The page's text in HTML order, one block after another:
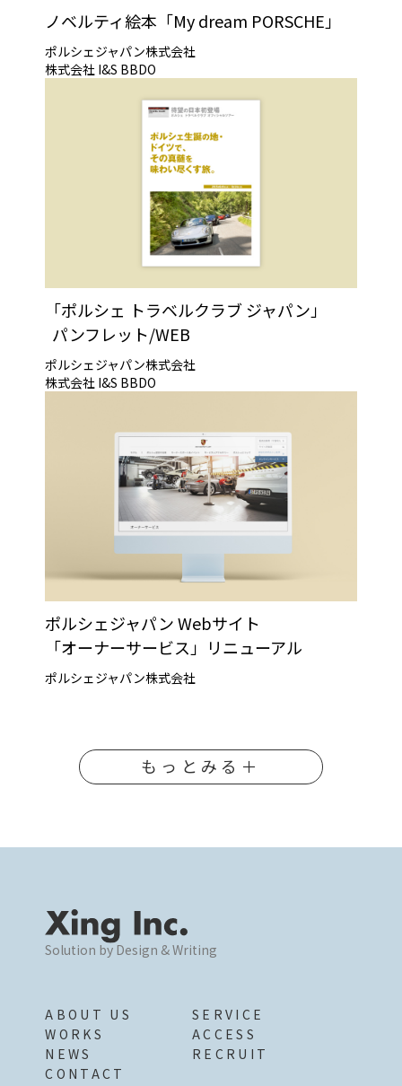
ノベルティ絵本「My dream PORSCHE」
ポルシェジャパン株式会社
株式会社 I&S BBDO
「ポルシェ トラベルクラブ ジャパン」
パンフレット/WEB
ポルシェジャパン株式会社
株式会社 I&S BBDO
ポルシェジャパン Webサイト
「オーナーサービス」リニューアル
ポルシェジャパン株式会社
もっとみる＋
Solution by Design & Writing
ABOUT US
SERVICE
WORKS
ACCESS
NEWS
RECRUIT
CONTACT